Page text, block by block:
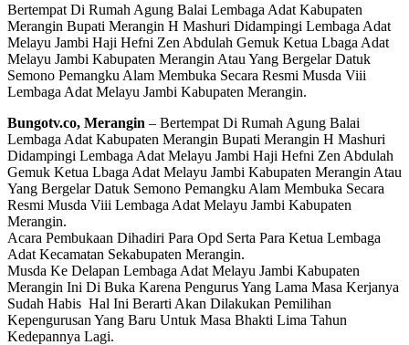
Bertempat Di Rumah Agung Balai Lembaga Adat Kabupaten
Merangin Bupati Merangin H Mashuri Didampingi Lembaga Adat
Melayu Jambi Haji Hefni Zen Abdulah Gemuk Ketua Lbaga Adat
Melayu Jambi Kabupaten Merangin Atau Yang Bergelar Datuk
Semono Pemangku Alam Membuka Secara Resmi Musda Viii
Lembaga Adat Melayu Jambi Kabupaten Merangin.
Bungotv.co, Merangin – Bertempat Di Rumah Agung Balai
Lembaga Adat Kabupaten Merangin Bupati Merangin H Mashuri
Didampingi Lembaga Adat Melayu Jambi Haji Hefni Zen Abdulah
Gemuk Ketua Lbaga Adat Melayu Jambi Kabupaten Merangin Atau
Yang Bergelar Datuk Semono Pemangku Alam Membuka Secara
Resmi Musda Viii Lembaga Adat Melayu Jambi Kabupaten
Merangin.
Acara Pembukaan Dihadiri Para Opd Serta Para Ketua Lembaga
Adat Kecamatan Sekabupaten Merangin.
Musda Ke Delapan Lembaga Adat Melayu Jambi Kabupaten
Merangin Ini Di Buka Karena Pengurus Yang Lama Masa Kerjanya
Sudah Habis Hal Ini Berarti Akan Dilakukan Pemilihan
Kepengurusan Yang Baru Untuk Masa Bhakti Lima Tahun
Kedepannya Lagi.